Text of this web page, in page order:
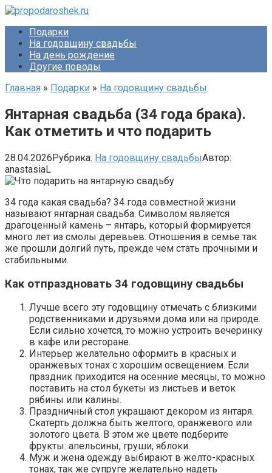
Перейти
контентуПодарки
На годовщину свадьбы
На день рождение
Другие поводы
Главная » Подарки » На годовщину свадьбы
Янтарная свадьба (34 года брака).
Как отметить и что подарить
28.04.2026Рубрика: На годовщину свадьбыАвтор:
anastasiaL
34 года какая свадьба? 34 года совместной жизни
называют янтарная свадьба. Символом является
драгоценный камень – янтарь, который формируется
много лет из смолы деревьев. Отношения в семье так
же прошли долгий путь, прежде чем стать прочными и
стабильными.
Как отпраздновать 34 годовщину свадьбы
Лучше всего эту годовщину отмечать с близкими
родственниками и друзьями дома или на природе.
Если сильно хочется, то можно устроить вечеринку
в кафе или ресторане.
Интерьер желательно оформить в красных и
оранжевых тонах с хорошим освещением. Если
праздник приходится на осенние месяцы, то можно
поставить на стол букеты из листьев и веток
рябины или калины.
Праздничный стол украшают декором из янтаря.
Скатерть должна быть желтого, оранжевого или
золотого цвета. В этом же цвете подберите
фрукты: апельсины, груши, яблоки.
Муж и жена одежду выбирают в желто-красных
тонах, так же супруге желательно надеть